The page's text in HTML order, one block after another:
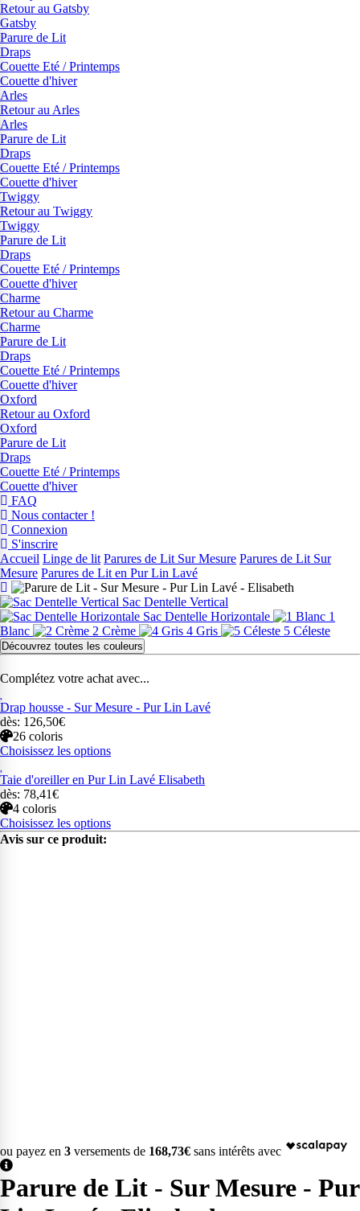
Retour au Gatsby
Gatsby
Parure de Lit
Draps
Couette Eté / Printemps
Couette d'hiver
Arles
Retour au Arles
Arles
Parure de Lit
Draps
Couette Eté / Printemps
Couette d'hiver
Twiggy
Retour au Twiggy
Twiggy
Parure de Lit
Draps
Couette Eté / Printemps
Couette d'hiver
Charme
Retour au Charme
Charme
Parure de Lit
Draps
Couette Eté / Printemps
Couette d'hiver
Oxford
Retour au Oxford
Oxford
Parure de Lit
Draps
Couette Eté / Printemps
Couette d'hiver
FAQ
Nous contacter !
Connexion
S'inscrire
Accueil Linge de lit Parures de Lit Sur Mesure Parures de Lit Sur
Mesure Parures de Lit en Pur Lin Lavé
Sac Dentelle Vertical
Sac Dentelle Horizontale
1
Blanc
2 Crème 4 Gris 5 Céleste
Découvrez toutes les couleurs
Complétez votre achat avec...
Drap housse - Sur Mesure - Pur Lin Lavé
dès: 126,50€
26 coloris
Choisissez les options
Taie d'oreiller en Pur Lin Lavé Elisabeth
dès: 78,41€
4 coloris
Choisissez les options
Avis sur ce produit:
ou payez en 3 versements de 168,73€ sans intérêts avec
Parure de Lit - Sur Mesure - Pur